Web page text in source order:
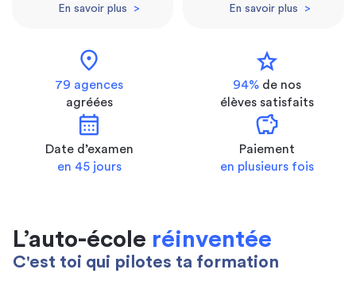
En savoir plus > En savoir plus >
location_on
79 agences
agréées
star
94% de nos
élèves satisfaits
calendar_month
Date d’examen
en 45 jours
savings
Paiement
en plusieurs fois
L’auto-école réinventée
C'est toi qui pilotes ta formation